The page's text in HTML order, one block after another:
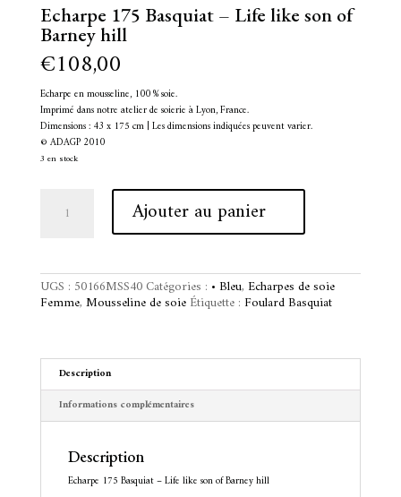
Echarpe 175 Basquiat – Life like son of
Barney hill
€108,00
Echarpe en mousseline, 100 % soie.
Imprimé dans notre atelier de soierie à Lyon, France.
Dimensions : 43 x 175 cm | Les dimensions indiquées peuvent varier.
© ADAGP 2010
3 en stock
-
Life
like
Barney
Ajouter au panier
A
n
a
t
e
UGS : 50166MSS40 Catégories : • Bleu, Echarpes de soie
Femme, Mousseline de soie Étiquette : Foulard Basquiat
Description
Informations complémentaires
Description
Echarpe 175 Basquiat – Life like son of Barney hill